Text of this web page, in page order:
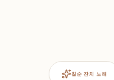
칠순 잔치 노래